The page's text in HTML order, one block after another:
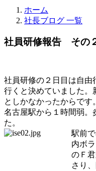
ホーム
社長ブログ 一覧
社員研修報告 その
社員研修の２日目は自由
行くと決めていました。
としかなかったからです
名古屋駅から１時間弱。
た。
駅前
内ボ
のＦ
さり